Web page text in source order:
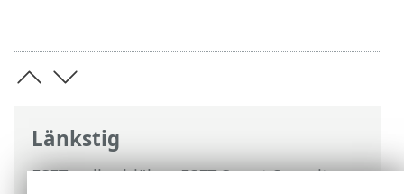
Länkstig
ESET onlinehjälp>ESET Smart Security